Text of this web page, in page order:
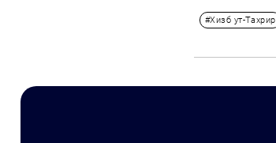
#Хизб ут-Тахрир